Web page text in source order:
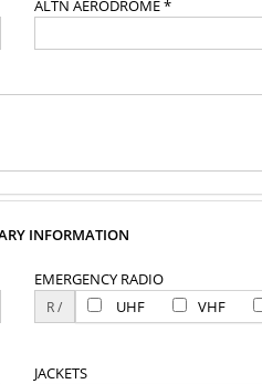
ALTN AERODROME *
INFORMATION
EMERGENCY RADIO
UHF
VHF
JACKETS